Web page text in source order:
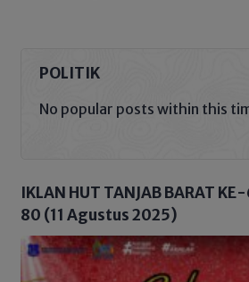
POLITIK
No popular posts within this
IKLAN HUT TANJAB BARAT
80 (11 Agustus 2025)